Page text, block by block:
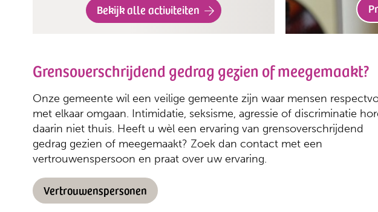
Bekijk alle activiteiten
Grensoverschrijdend gedrag gezien of meegemaakt?
Onze gemeente wil een veilige gemeente zijn waar mensen
met elkaar omgaan. Intimidatie, seksisme, agressie of discriminatie
daarin niet thuis. Heeft u wèl een ervaring van grensoverschrijdend
gedrag gezien of meegemaakt? Zoek dan contact met een
vertrouwenspersoon en praat over uw ervaring.
Vertrouwenspersonen